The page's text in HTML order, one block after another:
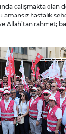
çalışmakta olan
hastalık
Allah’tan rahmet;